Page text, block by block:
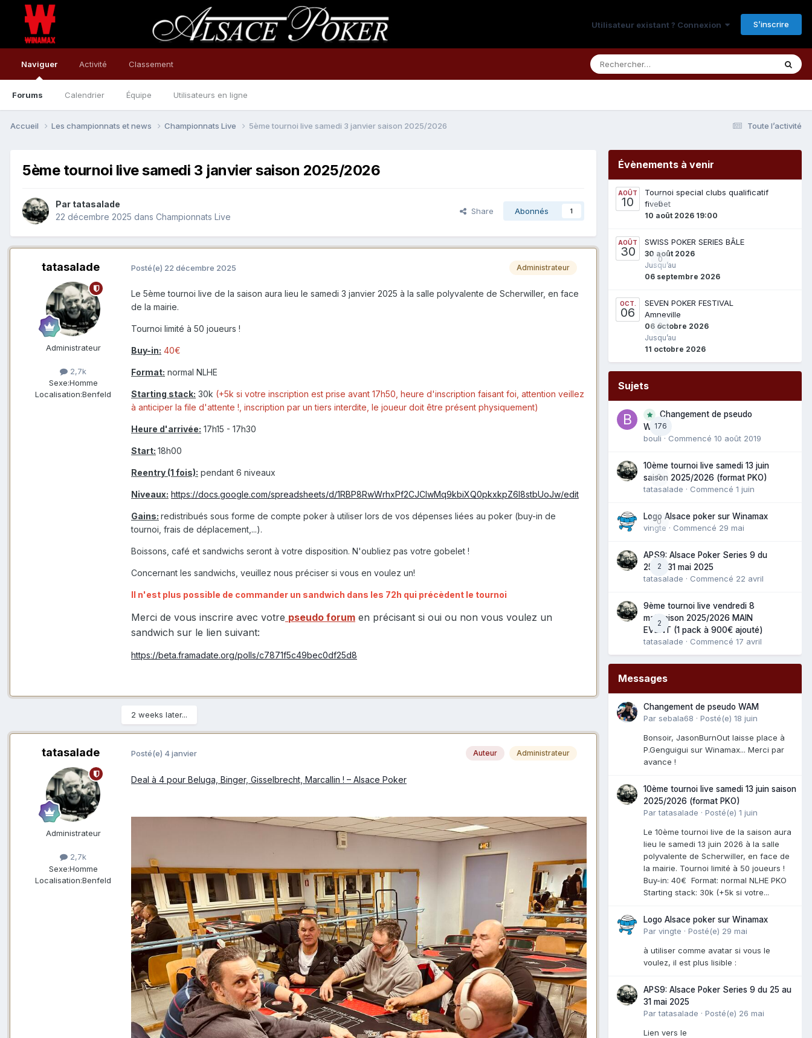
Utilisateur existant ? Connexion S’inscrire
Naviguer
Forums Calendrier Équipe Utilisateurs en ligne
Activité Classement
Toute l’activité
Accueil Les championnats et news Championnats Live 5ème tournoi live samedi 3 janvier saison 2025/2026
5ème tournoi live samedi 3 janvier saison 2025/2026
Par tatasalade
22 décembre 2025 dans Championnats Live
Share Abonnés 1
tatasalade
Administrateur
2,7k
Sexe:Homme
Localisation:Benfeld
Administrateur
Posté(e) 22 décembre 2025
Le 5ème tournoi live de la saison aura lieu le samedi 3 janvier 2025 à la salle polyvalente de Scherwiller, en face
de la mairie.
Tournoi limité à 50 joueurs !
Buy-in: 40€
Format: normal NLHE
Starting stack: 30k (+5k si votre inscription est prise avant 17h50, heure d'inscription faisant foi, attention veillez
à anticiper la file d'attente !, inscription par un tiers interdite, le joueur doit être présent physiquement)
Heure d'arrivée: 17h15 - 17h30
Start: 18h00
Reentry (1 fois): pendant 6 niveaux
Niveaux: https://docs.google.com/spreadsheets/d/1RBP8RwWrhxPf2CJCIwMq9kbiXQ0pkxkpZ6l8stbUoJw/edit
Gains: redistribués sous forme de compte poker à utiliser lors de vos dépenses liées au poker (buy-in de
tournoi, frais de déplacement,...).
Boissons, café et sandwichs seront à votre disposition. N'oubliez pas votre gobelet !
Concernant les sandwichs, veuillez nous préciser si vous en voulez un!
Il n'est plus possible de commander un sandwich dans les 72h qui précèdent le tournoi
Merci de vous inscrire avec votre pseudo forum en précisant si oui ou non vous voulez un
sandwich sur le lien suivant:
https://beta.framadate.org/polls/c7871f5c49bec0df25d8
2 weeks later...
tatasalade
Administrateur
2,7k
Sexe:Homme
Localisation:Benfeld
Auteur Administrateur
Posté(e) 4 janvier
Deal à 4 pour Beluga, Binger, Gisselbrecht, Marcallin ! – Alsace Poker
Évènements à venir
AOÛT
10 0
Tournoi special clubs qualificatif
fivebet
10 août 2026 19:00
AOÛT
30
0
SWISS POKER SERIES BÂLE
30 août 2026
Jusqu’au
06 septembre 2026
OCT.
06
0
SEVEN POKER FESTIVAL
Amneville
06 octobre 2026
Jusqu’au
11 octobre 2026
Sujets
176
Changement de pseudo
WAM
bouli · Commencé 10 août 2019
0
10ème tournoi live samedi 13 juin
saison 2025/2026 (format PKO)
tatasalade · Commencé 1 juin
0
Logo Alsace poker sur Winamax
vingte · Commencé 29 mai
2
APS9: Alsace Poker Series 9 du
25 au 31 mai 2025
tatasalade · Commencé 22 avril
2
9ème tournoi live vendredi 8
mai saison 2025/2026 MAIN
EVENT (1 pack à 900€ ajouté)
tatasalade · Commencé 17 avril
Messages
Changement de pseudo WAM
Par sebala68 · Posté(e) 18 juin
Bonsoir, JasonBurnOut laisse place à
P.Genguigui sur Winamax... Merci par
avance !
10ème tournoi live samedi 13 juin saison
2025/2026 (format PKO)
Partatasalade · Posté(e) 1 juin
Le 10ème tournoi live de la saison aura
lieu le samedi 13 juin 2026 à la salle
polyvalente de Scherwiller, en face de
la mairie. Tournoi limité à 50 joueurs !
Buy-in: 40€ Format: normal NLHE PKO
Starting stack: 30k (+5k si votre...
Logo Alsace poker sur Winamax
Par vingte · Posté(e) 29 mai
à utiliser comme avatar si vous le
voulez, il est plus lisible :
APS9: Alsace Poker Series 9 du 25 au
31 mai 2025
Partatasalade · Posté(e) 26 mai
Lien vers le